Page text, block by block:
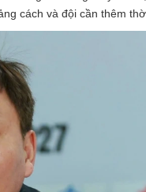
cách và đội cần thêm